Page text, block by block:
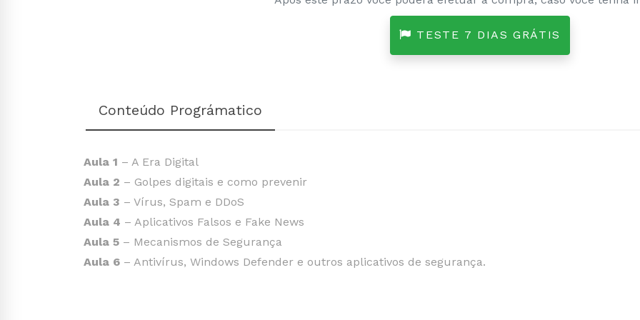
TESTE 7 DIAS GRÁTIS
Conteúdo Prográmatico
Aula 1 – A Era Digital
Aula 2 – Golpes digitais e como prevenir
Aula 3 – Vírus, Spam e DDoS
Aula 4 – Aplicativos Falsos e Fake News
Aula 5 – Mecanismos de Segurança
Aula 6 – Antivírus, Windows Defender e outros aplicativos de segurança.